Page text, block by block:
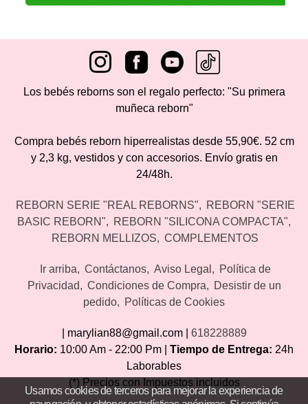
Los bebés reborns son el regalo perfecto: "Su primera
muñeca reborn"
Compra bebés reborn hiperrealistas desde 55,90€. 52 cm
y 2,3 kg, vestidos y con accesorios. Envío gratis en
24/48h.
REBORN SERIE "REAL REBORNS"
REBORN "SERIE
BASIC REBORN"
REBORN "SILICONA COMPACTA"
REBORN MELLIZOS
COMPLEMENTOS
Ir arriba Contáctanos Aviso Legal
Política de
Privacidad
Condiciones de Compra
Desistir de un
pedido
Políticas de Cookies
| marylian88@gmail.com | 618228889
Horario: 10:00 Am - 22:00 Pm | Tiempo de Entrega: 24h
Laborables
(*) Precios con Impuestos incluidos
Usamos cookies de terceros para mejorar la experiencia de